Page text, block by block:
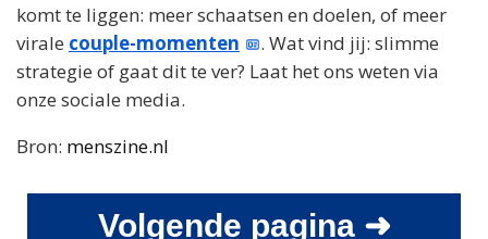
komt te liggen: meer schaatsen en doelen, of meer
virale couple-momenten
. Wat vind jij: slimme
strategie of gaat dit te ver? Laat het ons weten via
onze sociale media.
Bron: menszine.nl
Volgende pagina ➜